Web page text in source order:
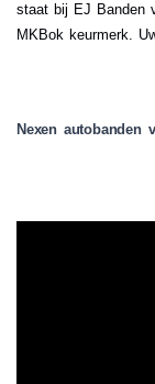
staat bij EJ Banden
MKBok keurmerk.
Nexen autobanden